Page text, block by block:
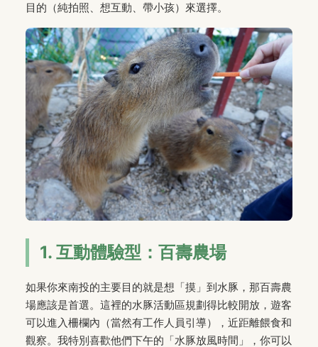
目的（純拍照、想互動、帶小孩）來選擇。
1. 互動體驗型：百壽農場
如果你來南投的主要目的就是想「摸」到水豚，那百壽農
場應該是首選。這裡的水豚活動區規劃得比較開放，遊客
可以進入柵欄內（當然有工作人員引導），近距離餵食和
觀察。我特別喜歡他們下午的「水豚放風時間」，你可以